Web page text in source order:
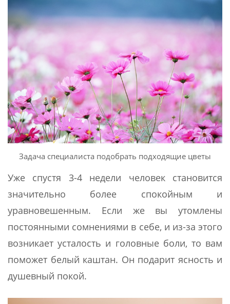
Задача специалиста подобрать подходящие цветы
Уже спустя 3-4 недели человек становится
значительно более спокойным и
уравновешенным. Если же вы утомлены
постоянными сомнениями в себе, и из-за этого
возникает усталость и головные боли, то вам
поможет белый каштан. Он подарит ясность и
душевный покой.